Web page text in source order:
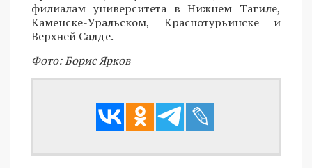
филиалам университета в Нижнем Тагиле,
Каменске-Уральском, Краснотурьинске и
Верхней Салде.
Фото: Борис Ярков